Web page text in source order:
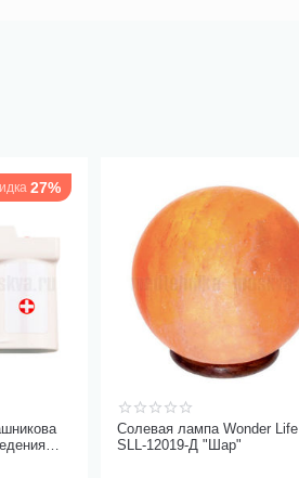
27%
Солевая лампа Wonder Life
SLL-12019-Д "Шар"